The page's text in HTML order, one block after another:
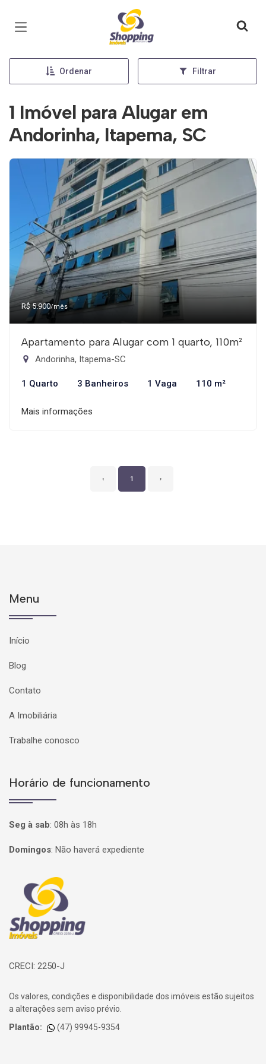
Página inicial
Ordenar Filtrar
1 Imóvel para Alugar em
Andorinha, Itapema, SC
R$ 5.900/mês
Apartamento para Alugar com 1 quarto, 110m²
Andorinha, Itapema-SC
1 Quarto 3 Banheiros 1 Vaga 110 m²
Mais informações
‹ 1 ›
Menu
Início
Blog
Contato
A Imobiliária
Trabalhe conosco
Horário de funcionamento
Seg à sab: 08h às 18h
Domingos: Não haverá expediente
Página inicial
CRECI: 2250-J
Os valores, condições e disponibilidade dos imóveis estão sujeitos
a alterações sem aviso prévio.
Plantão:
(47) 99945-9354